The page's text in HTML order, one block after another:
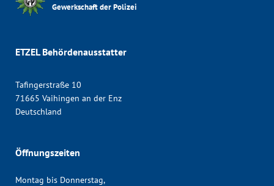
Gewerkschaft der Polizei
ETZEL Behördenausstatter
Tafingerstraße 10
71665 Vaihingen an der Enz
Deutschland
Öffnungszeiten
Montag bis Donnerstag,